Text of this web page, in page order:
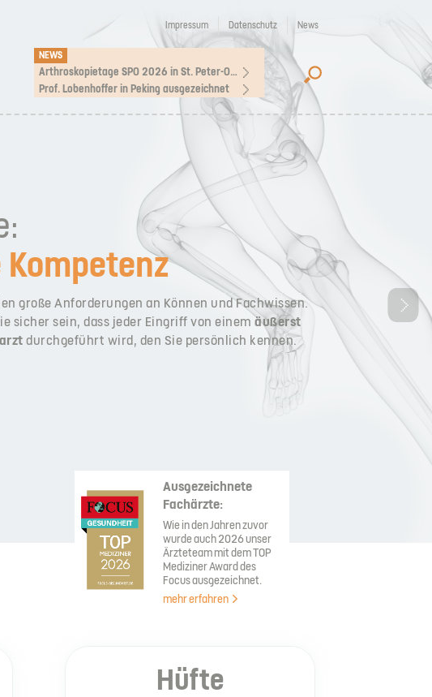
Impressum Datenschutz News
NEWS
Arthroskopietage SPO 2026 in St. Peter-Ording
Prof. Lobenhoffer in Peking ausgezeichnet
Kompetenz
große Anforderungen an Können und Fachwissen.
sicher sein, dass jeder Eingriff von einemäußerst
durchgeführt wird, den Sie persönlich kennen.
Ausgezeichnete
Fachärzte:
Wie in den Jahren zuvor
wurde auch 2026 unser
Ärzteteam mit dem TOP
Mediziner Award des
Focus ausgezeichnet.
mehr erfahren
Hüfte